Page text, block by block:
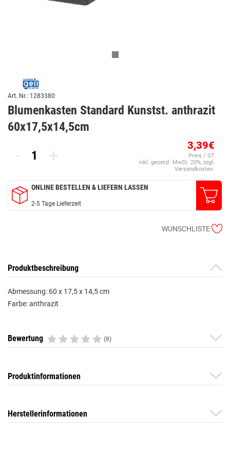
Art. Nr.: 1283380
Blumenkasten Standard Kunstst. anthrazit
60x17,5x14,5cm
- + 3,39€
Preis / ST
inkl. gesetzl. MwSt. 20%, zzgl.
Versandkosten.
ONLINE BESTELLEN & LIEFERN LASSEN
2-5 Tage Lieferzeit
WUNSCHLISTE
Produktbeschreibung
Abmessung: 60 x 17,5 x 14,5 cm
Farbe: anthrazit
Bewertung (0)
Produktinformationen
Herstellerinformationen